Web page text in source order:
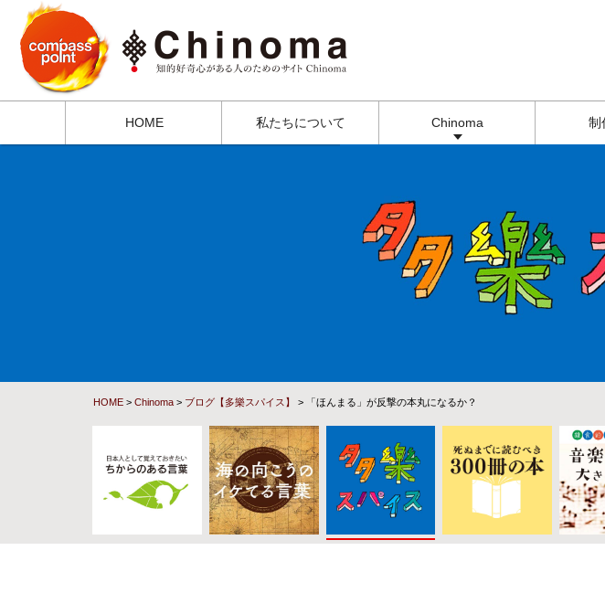
HOME 私たちについて Chinoma 制
HOME > Chinoma > ブログ【多樂スパイス】 > 「ほんまる」が反撃の本丸になるか？